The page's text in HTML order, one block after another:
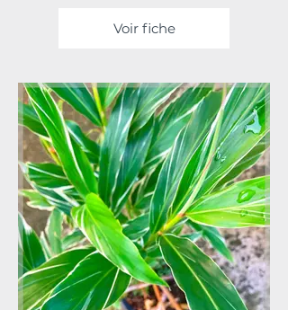
Voir fiche